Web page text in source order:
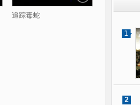
追踪毒蛇
1
2